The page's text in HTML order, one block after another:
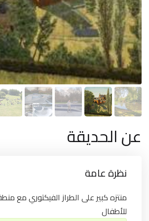
عن الحديقة
نظرة عامة
منتزه كبير على الطراز الفيكتوري مع
للأطفال